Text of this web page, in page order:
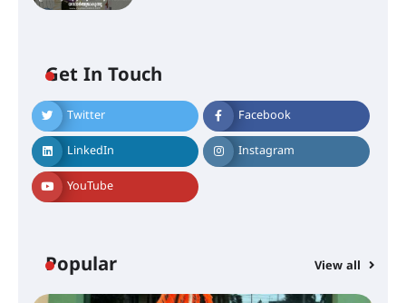
Get In Touch
Twitter Facebook
LinkedIn Instagram
YouTube
Popular View all
എ.കെ.സി.സി.യുടെ സൗജന്യ
ആയുർവേദ മെഡിക്കൽ ക്യാമ്പ്